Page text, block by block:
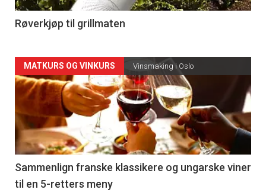
4
Røverkjøp til grillmaten
Forsiden
akkurat
nå
-
5
MATKURS OG VINKURS Vinsmaking i Oslo
Sammenlign franske klassikere og ungarske viner
til en 5-retters meny